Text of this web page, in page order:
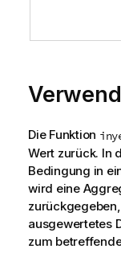
Die Funktion
Wert zurück. In
Bedingung in
wird eine
ausgewertetes
zum